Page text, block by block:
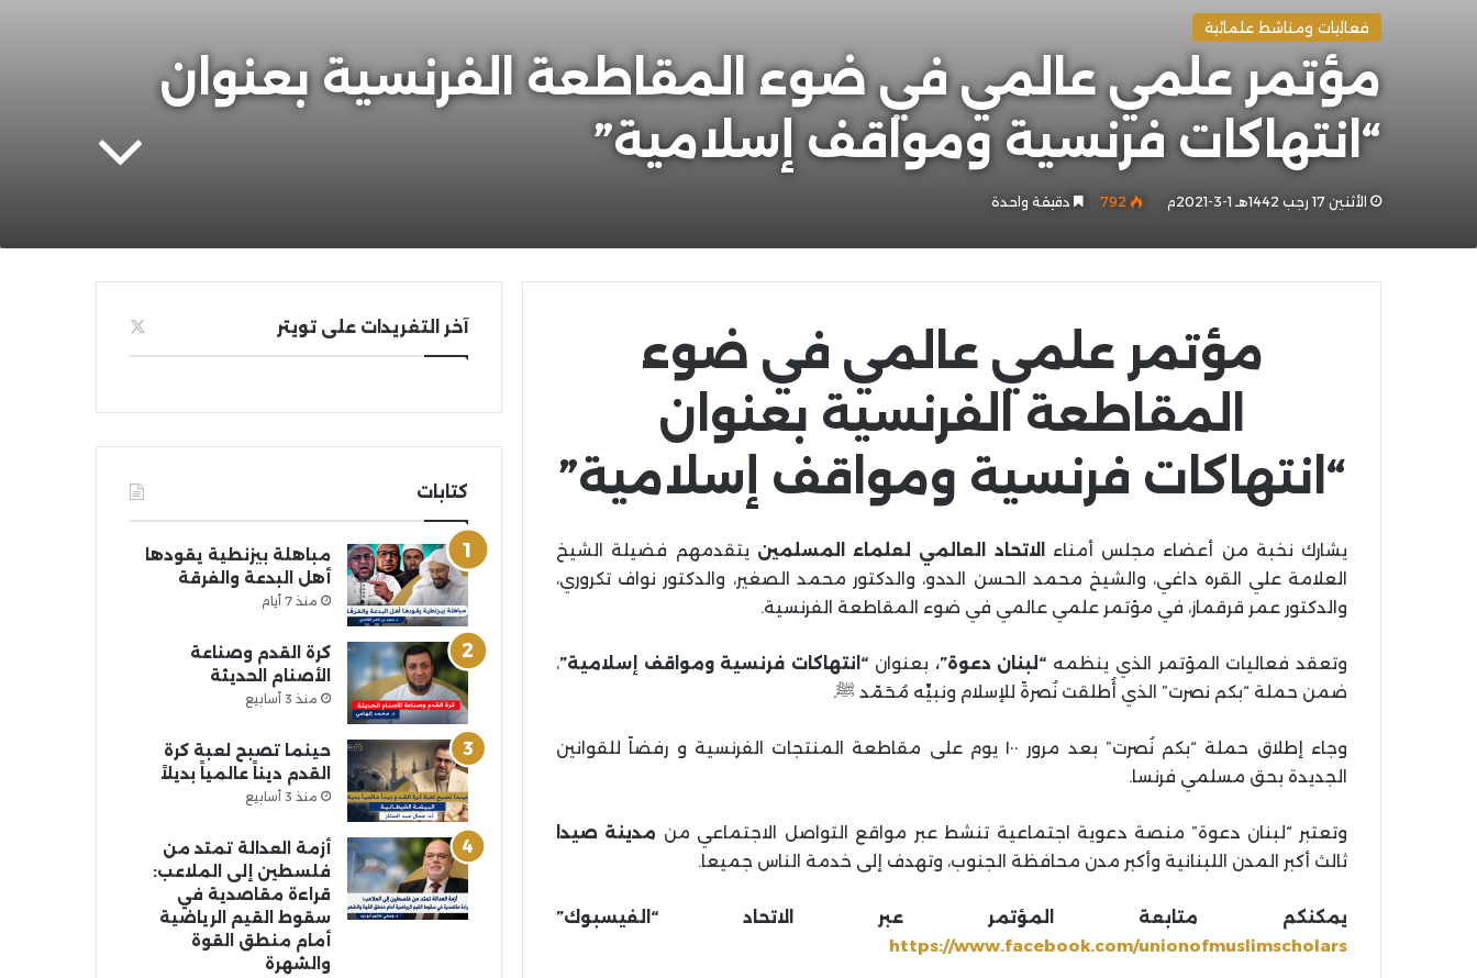
فعاليات ومناشط علمائية
مؤتمر علمي عالمي في ضوء المقاطعة الفرنسية بعنوان
“انتهاكات فرنسية ومواقف إسلامية”
الأثنين 17 رجب 1442هـ 1-3-2021م 792 دقيقة واحدة
مؤتمر علمي عالمي في ضوء
المقاطعة الفرنسية بعنوان
“انتهاكات فرنسية ومواقف إسلامية”
يشارك نخبة من أعضاء مجلس أمناء الاتحاد العالمي لعلماء المسلمين يتقدمهم فضيلة الشيخ
العلامة علي القره داغي، والشيخ محمد الحسن الددو، والدكتور محمد الصغير، والدكتور نواف تكروري،
والدكتور عمر قرقماز، في مؤتمر علمي عالمي في ضوء المقاطعة الفرنسية.
وتعقد فعاليات المؤتمر الذي ينظمه “لبنان دعوة”، بعنوان “انتهاكات فرنسية ومواقف إسلامية”،
ضمن حملة “بكم نصرت” الذي أُطلقت نُصرةً للإسلام ونبيِّه مُحَمّد ﷺ.
وجاء إطلاق حملة “بكم نُصرت” بعد مرور ١٠٠ يوم على مقاطعة المنتجات الفرنسية و رفضاً للقوانين
الجديدة بحق مسلمي فرنسا.
وتعتبر “لبنان دعوة” منصة دعوية اجتماعية تنشط عبر مواقع التواصل الاجتماعي من مدينة صيدا
ثالث أكبر المدن اللبنانية وأكبر مدن محافظة الجنوب، وتهدف إلى خدمة الناس جميعا.
يمكنكم متابعة المؤتمر عبر الاتحاد “الفيسبوك”
https://www.facebook.com/unionofmuslimscholars
آخر التغريدات على تويتر
كتابات
مباهلة بيزنطية يقودها
أهل البدعة والفرقة
منذ 7 أيام
كرة القدم وصناعة
الأصنام الحديثة
منذ 3 أسابيع
حينما تصبح لعبة كرة
القدم ديناً عالمياً بديلاً
منذ 3 أسابيع
أزمة العدالة تمتد من
فلسطين إلى الملاعب:
قراءة مقاصدية في
سقوط القيم الرياضية
أمام منطق القوة
والشهرة